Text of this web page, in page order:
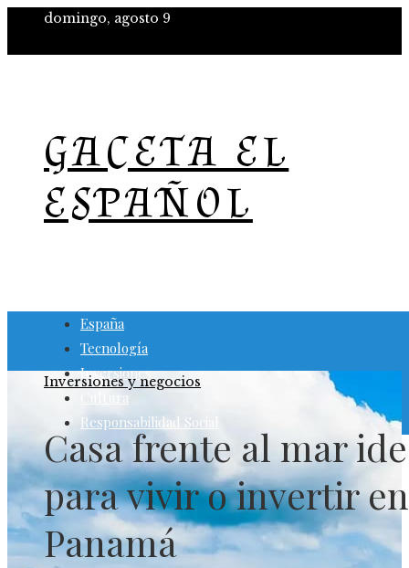
domingo, agosto 9
GACETA EL
ESPAÑOL
España
Tecnología
Inversiones
Cultura
Responsabilidad Social
Inversiones y negocios
Casa frente al mar
para vivir o invertir en
Panamá